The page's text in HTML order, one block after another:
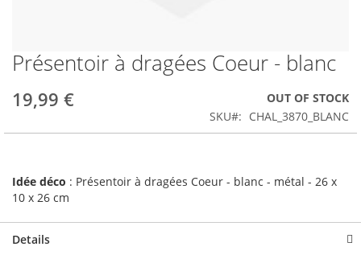
Skip
to
the
beginning
Présentoir à dragées Coeur - blanc
19,99 €
OUT OF STOCK
SKU
CHAL_3870_BLANC
Idée déco : Présentoir à dragées Coeur - blanc - métal - 26 x
10 x 26 cm
Details